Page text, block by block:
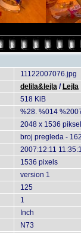
11122007076.jpg
delila&lejla / Lejla
518 KiB
%28. %014
2048 x 1536
broj pregleda -
2007:12:11
1536 pixels
version 1
125
1
Inch
N73